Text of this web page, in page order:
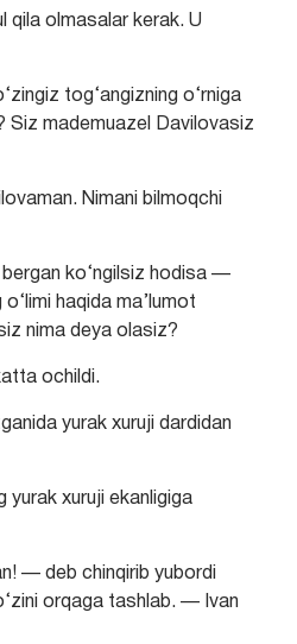
qila olmasalar kerak. U
tog‘angizning o‘rniga
Siz mademuazel Davilovasiz
Nimani bilmoqchi
ko‘ngilsiz hodisa —
haqida ma’lumot
nima deya olasiz?
ochildi.
yurak xuruji dardidan
xuruji ekanligiga
— deb chinqirib yubordi
orqaga tashlab. — Ivan